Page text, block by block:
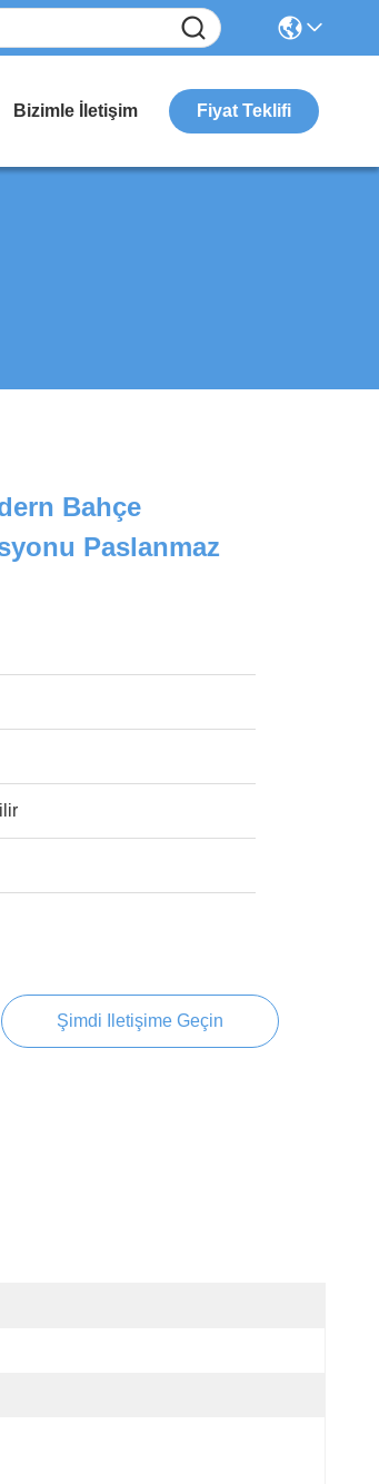
Bizimle İletişim Fiyat Teklifi
Bahçe
Paslanmaz
Şimdi Iletişime Geçin